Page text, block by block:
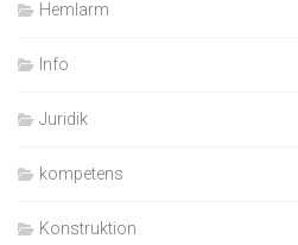
Hemlarm
Info
Juridik
kompetens
Konstruktion